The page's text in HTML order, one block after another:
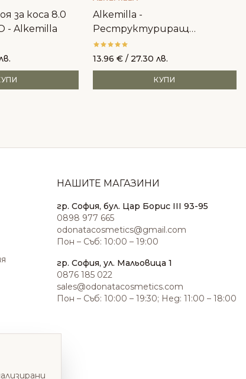
за коса 8.0
- Alkemilla
Alkemilla -
Реструктуриращ
шампоан за боядисана коса
13.96 €/ 27.30 лв.
КУПИ
НАШИТЕ МАГАЗИНИ
гр. София, бул. Цар Борис III 93-95
0898 977 665
odonatacosmetics@gmail.com
Пон – Съб: 10:00 – 19:00
гр. София, ул. Мальовица 1
0876 185 022
sales@odonatacosmetics.com
Пон – Съб: 10:00 – 19:30; Нед: 11:00 – 18:00